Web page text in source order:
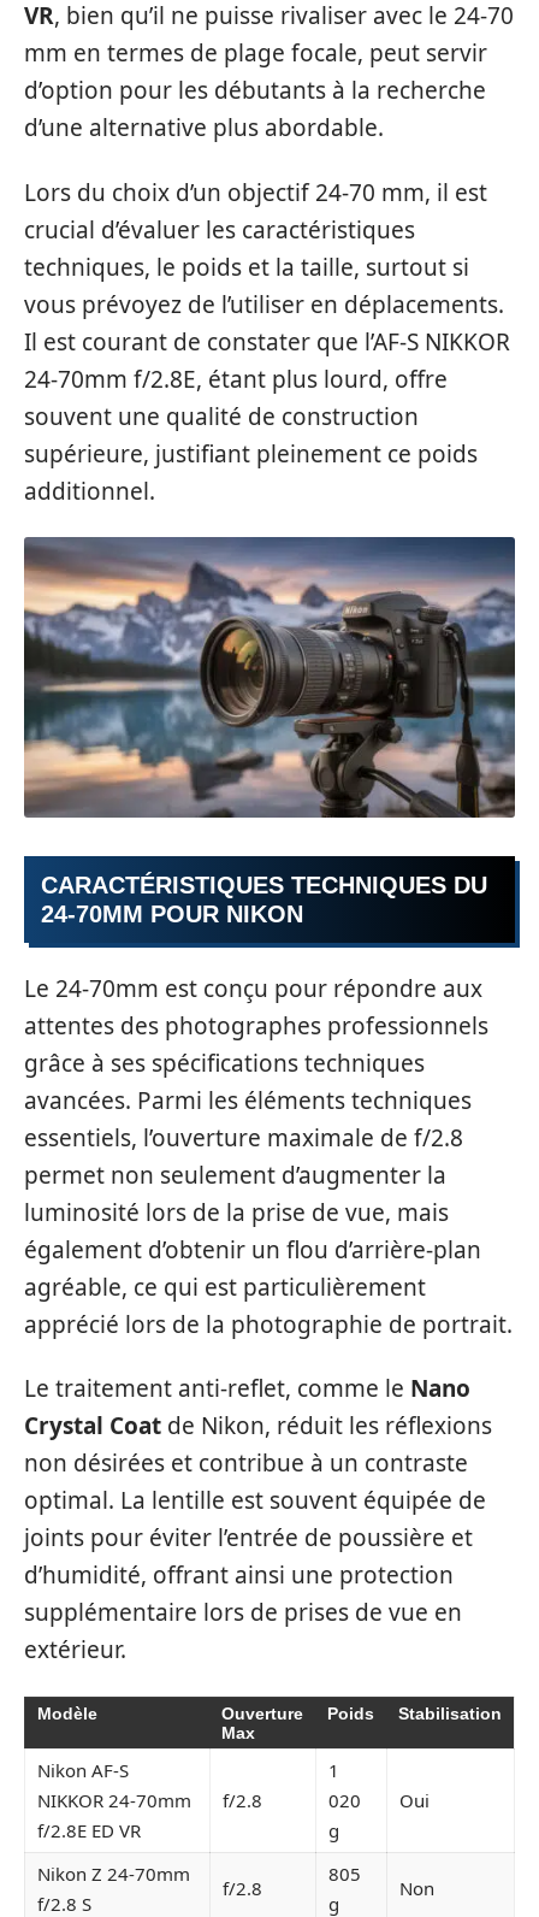
VR, bien qu’il ne puisse rivaliser avec le 24-70
mm en termes de plage focale, peut servir
d’option pour les débutants à la recherche
d’une alternative plus abordable.
Lors du choix d’un objectif 24-70 mm, il est
crucial d’évaluer les caractéristiques
techniques, le poids et la taille, surtout si
vous prévoyez de l’utiliser en déplacements.
Il est courant de constater que l’AF-S NIKKOR
24-70mm f/2.8E, étant plus lourd, offre
souvent une qualité de construction
supérieure, justifiant pleinement ce poids
additionnel.
CARACTÉRISTIQUES TECHNIQUES DU
24-70MM POUR NIKON
Le 24-70mm est conçu pour répondre aux
attentes des photographes professionnels
grâce à ses spécifications techniques
avancées. Parmi les éléments techniques
essentiels, l’ouverture maximale de f/2.8
permet non seulement d’augmenter la
luminosité lors de la prise de vue, mais
également d’obtenir un flou d’arrière-plan
agréable, ce qui est particulièrement
apprécié lors de la photographie de portrait.
Le traitement anti-reflet, comme le Nano
Crystal Coat de Nikon, réduit les réflexions
non désirées et contribue à un contraste
optimal. La lentille est souvent équipée de
joints pour éviter l’entrée de poussière et
d’humidité, offrant ainsi une protection
supplémentaire lors de prises de vue en
extérieur.
Modèle
Ouverture
Max
Poids Stabilisation
Nikon AF-S
NIKKOR 24-70mm
f/2.8E ED VR
f/2.8
1
020
g
Oui
Nikon Z 24-70mm
f/2.8 S
f/2.8
805
g
Non